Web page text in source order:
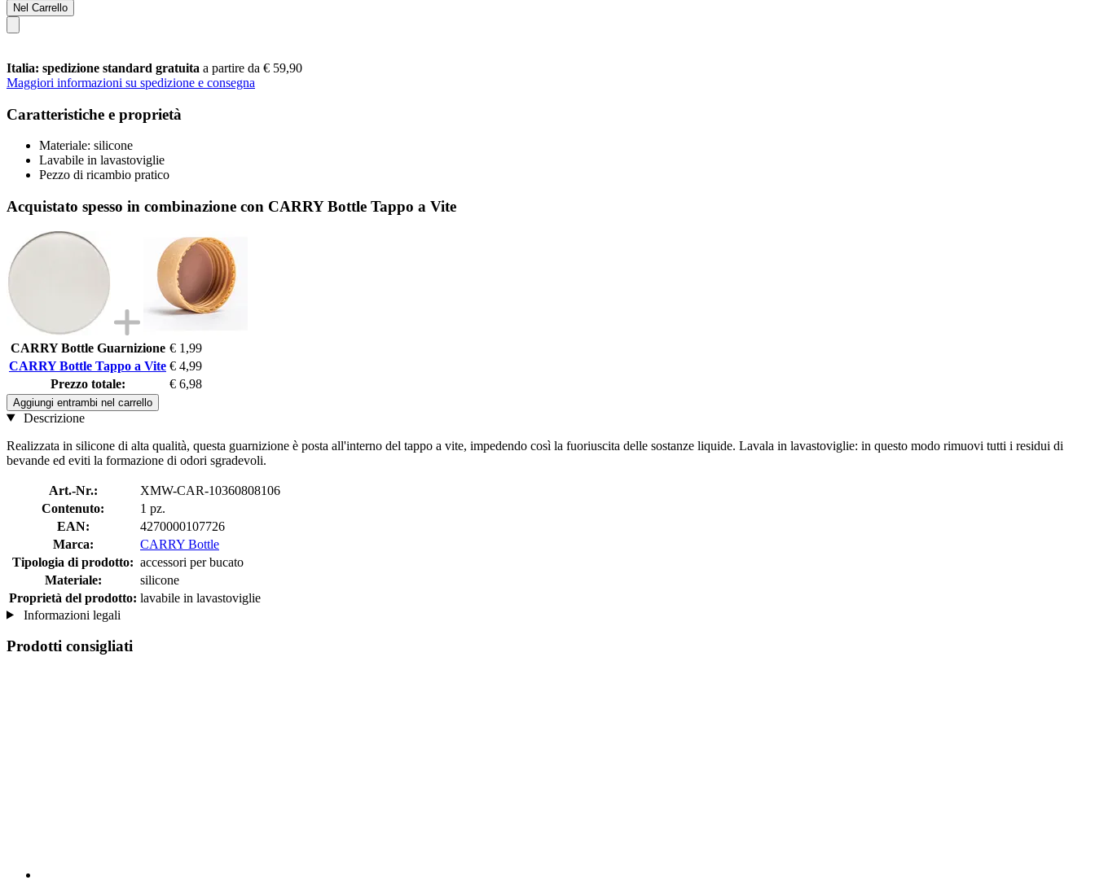
Nel Carrello
Italia: spedizione standard gratuita a partire da € 59,90
Maggiori informazioni su spedizione e consegna
Caratteristiche e proprietà
Materiale: silicone
Lavabile in lavastoviglie
Pezzo di ricambio pratico
Acquistato spesso in combinazione con CARRY Bottle Tappo a Vite
CARRY Bottle Guarnizione € 1,99
CARRY Bottle Tappo a Vite € 4,99
Prezzo totale:
€ 6,98
Aggiungi entrambi nel carrello
Descrizione
Realizzata in silicone di alta qualità, questa guarnizione è posta all'interno del tappo a vite, impedendo così la fuoriuscita delle sostanze liquide. Lavala in lavastoviglie: in questo modo rimuovi tutti i residui di
bevande ed eviti la formazione di odori sgradevoli.
Art.-Nr.:
XMW-CAR-10360808106
Contenuto:
1 pz.
EAN:
4270000107726
Marca:
CARRY Bottle
Tipologia di prodotto: accessori per bucato
Materiale:
silicone
Proprietà del prodotto: lavabile in lavastoviglie
Informazioni legali
Prodotti consigliati